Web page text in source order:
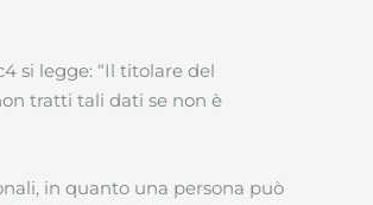
si legge: “Il titolare del
tratti tali dati se non è
in quanto una persona può